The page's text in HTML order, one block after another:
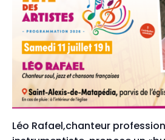
Léo Rafael,chanteur